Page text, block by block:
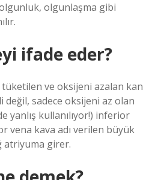
olgunlaşma gibi
ifade eder?
ve oksijeni azalan kan
değil, sadece oksijeni az olan
yanlış kullanılıyor!) inferior
vena kava adı verilen büyük
atriyuma girer.